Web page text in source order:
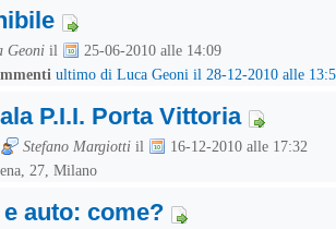
Geoni il
25-06-2010 alle 14:09
ultimo di Luca Geoni il 28-12-2010 alle
P.I.I. Porta Vittoria
Stefano Margiotti il
16-12-2010 alle 17:32
27, Milano
auto: come?